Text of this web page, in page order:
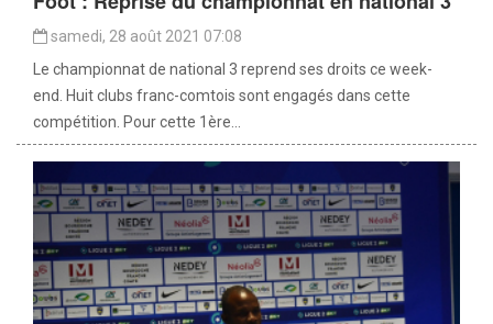
samedi, 28 août 2021 07:08
Le championnat de national 3 reprend ses droits ce week-
end. Huit clubs franc-comtois sont engagés dans cette
compétition. Pour cette 1ère...